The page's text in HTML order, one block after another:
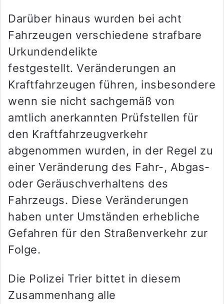
Darüber hinaus wurden bei acht
Fahrzeugen verschiedene strafbare
Urkundendelikte
festgestellt. Veränderungen an
Kraftfahrzeugen führen, insbesondere
wenn sie nicht sachgemäß von
amtlich anerkannten Prüfstellen für
den Kraftfahrzeugverkehr
abgenommen wurden, in der Regel zu
einer Veränderung des Fahr-, Abgas-
oder Geräuschverhaltens des
Fahrzeugs. Diese Veränderungen
haben unter Umständen erhebliche
Gefahren für den Straßenverkehr zur
Folge.
Die Polizei Trier bittet in diesem
Zusammenhang alle